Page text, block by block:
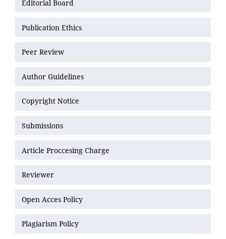
Editorial Board
Publication Ethics
Peer Review
Author Guidelines
Copyright Notice
Submissions
Article Proccesing Charge
Reviewer
Open Acces Policy
Plagiarism Policy